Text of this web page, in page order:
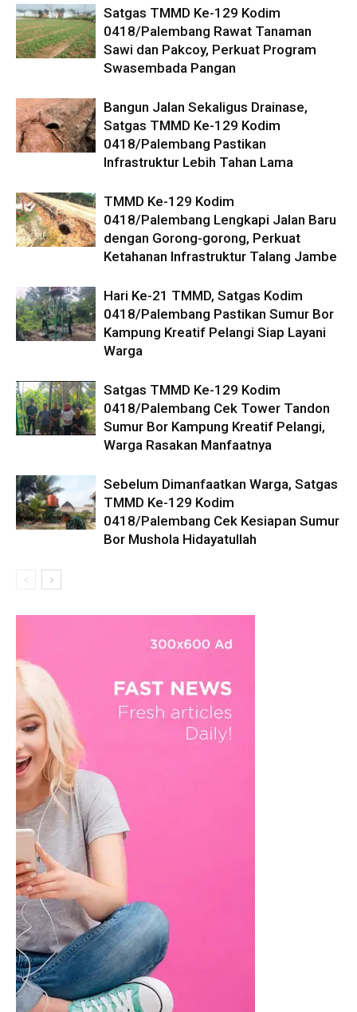
Satgas TMMD Ke-129 Kodim
0418/Palembang Rawat Tanaman
Sawi dan Pakcoy, Perkuat Program
Swasembada Pangan
Bangun Jalan Sekaligus Drainase,
Satgas TMMD Ke-129 Kodim
0418/Palembang Pastikan
Infrastruktur Lebih Tahan Lama
TMMD Ke-129 Kodim
0418/Palembang Lengkapi Jalan Baru
dengan Gorong-gorong, Perkuat
Ketahanan Infrastruktur Talang Jambe
Hari Ke-21 TMMD, Satgas Kodim
0418/Palembang Pastikan Sumur Bor
Kampung Kreatif Pelangi Siap Layani
Warga
Satgas TMMD Ke-129 Kodim
0418/Palembang Cek Tower Tandon
Sumur Bor Kampung Kreatif Pelangi,
Warga Rasakan Manfaatnya
Sebelum Dimanfaatkan Warga, Satgas
TMMD Ke-129 Kodim
0418/Palembang Cek Kesiapan Sumur
Bor Mushola Hidayatullah